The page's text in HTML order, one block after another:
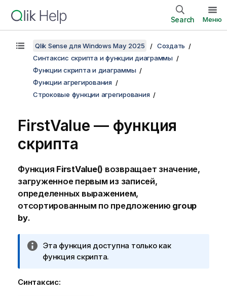
Search Меню
Qlik Sense для Windows May 2025
Создать
Синтаксис скрипта и функции диаграммы
Функции скрипта и диаграммы
Функции агрегирования
Строковые функции агрегирования
FirstValue — функция
скрипта
Функция FirstValue() возвращает значение,
загруженное первым из записей,
определенных выражением,
отсортированным по предложению group
by.
П
р
м
Эта функция доступна только как
функция скрипта.
Синтаксис: